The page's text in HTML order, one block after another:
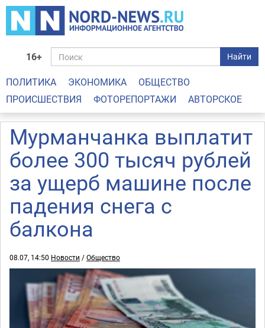
16+ Найти
ПОЛИТИКА ЭКОНОМИКА
ОБЩЕСТВО
ПРОИСШЕСТВИЯ
ФОТОРЕПОРТАЖИ АВТОРСКОЕ
Мурманчанка выплатит
более 300 тысяч рублей
за ущерб машине после
падения снега с
балкона
08.07, 14:50 Новости /Общество